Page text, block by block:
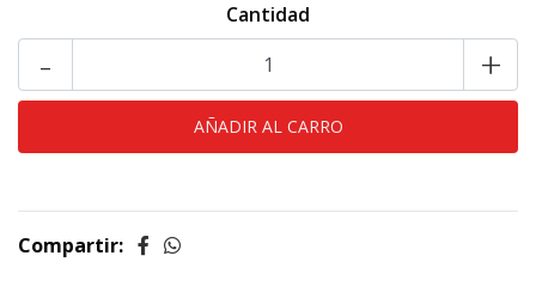
Cantidad
- +
Compartir: